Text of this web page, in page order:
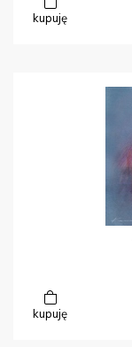
kupuję
kupuję